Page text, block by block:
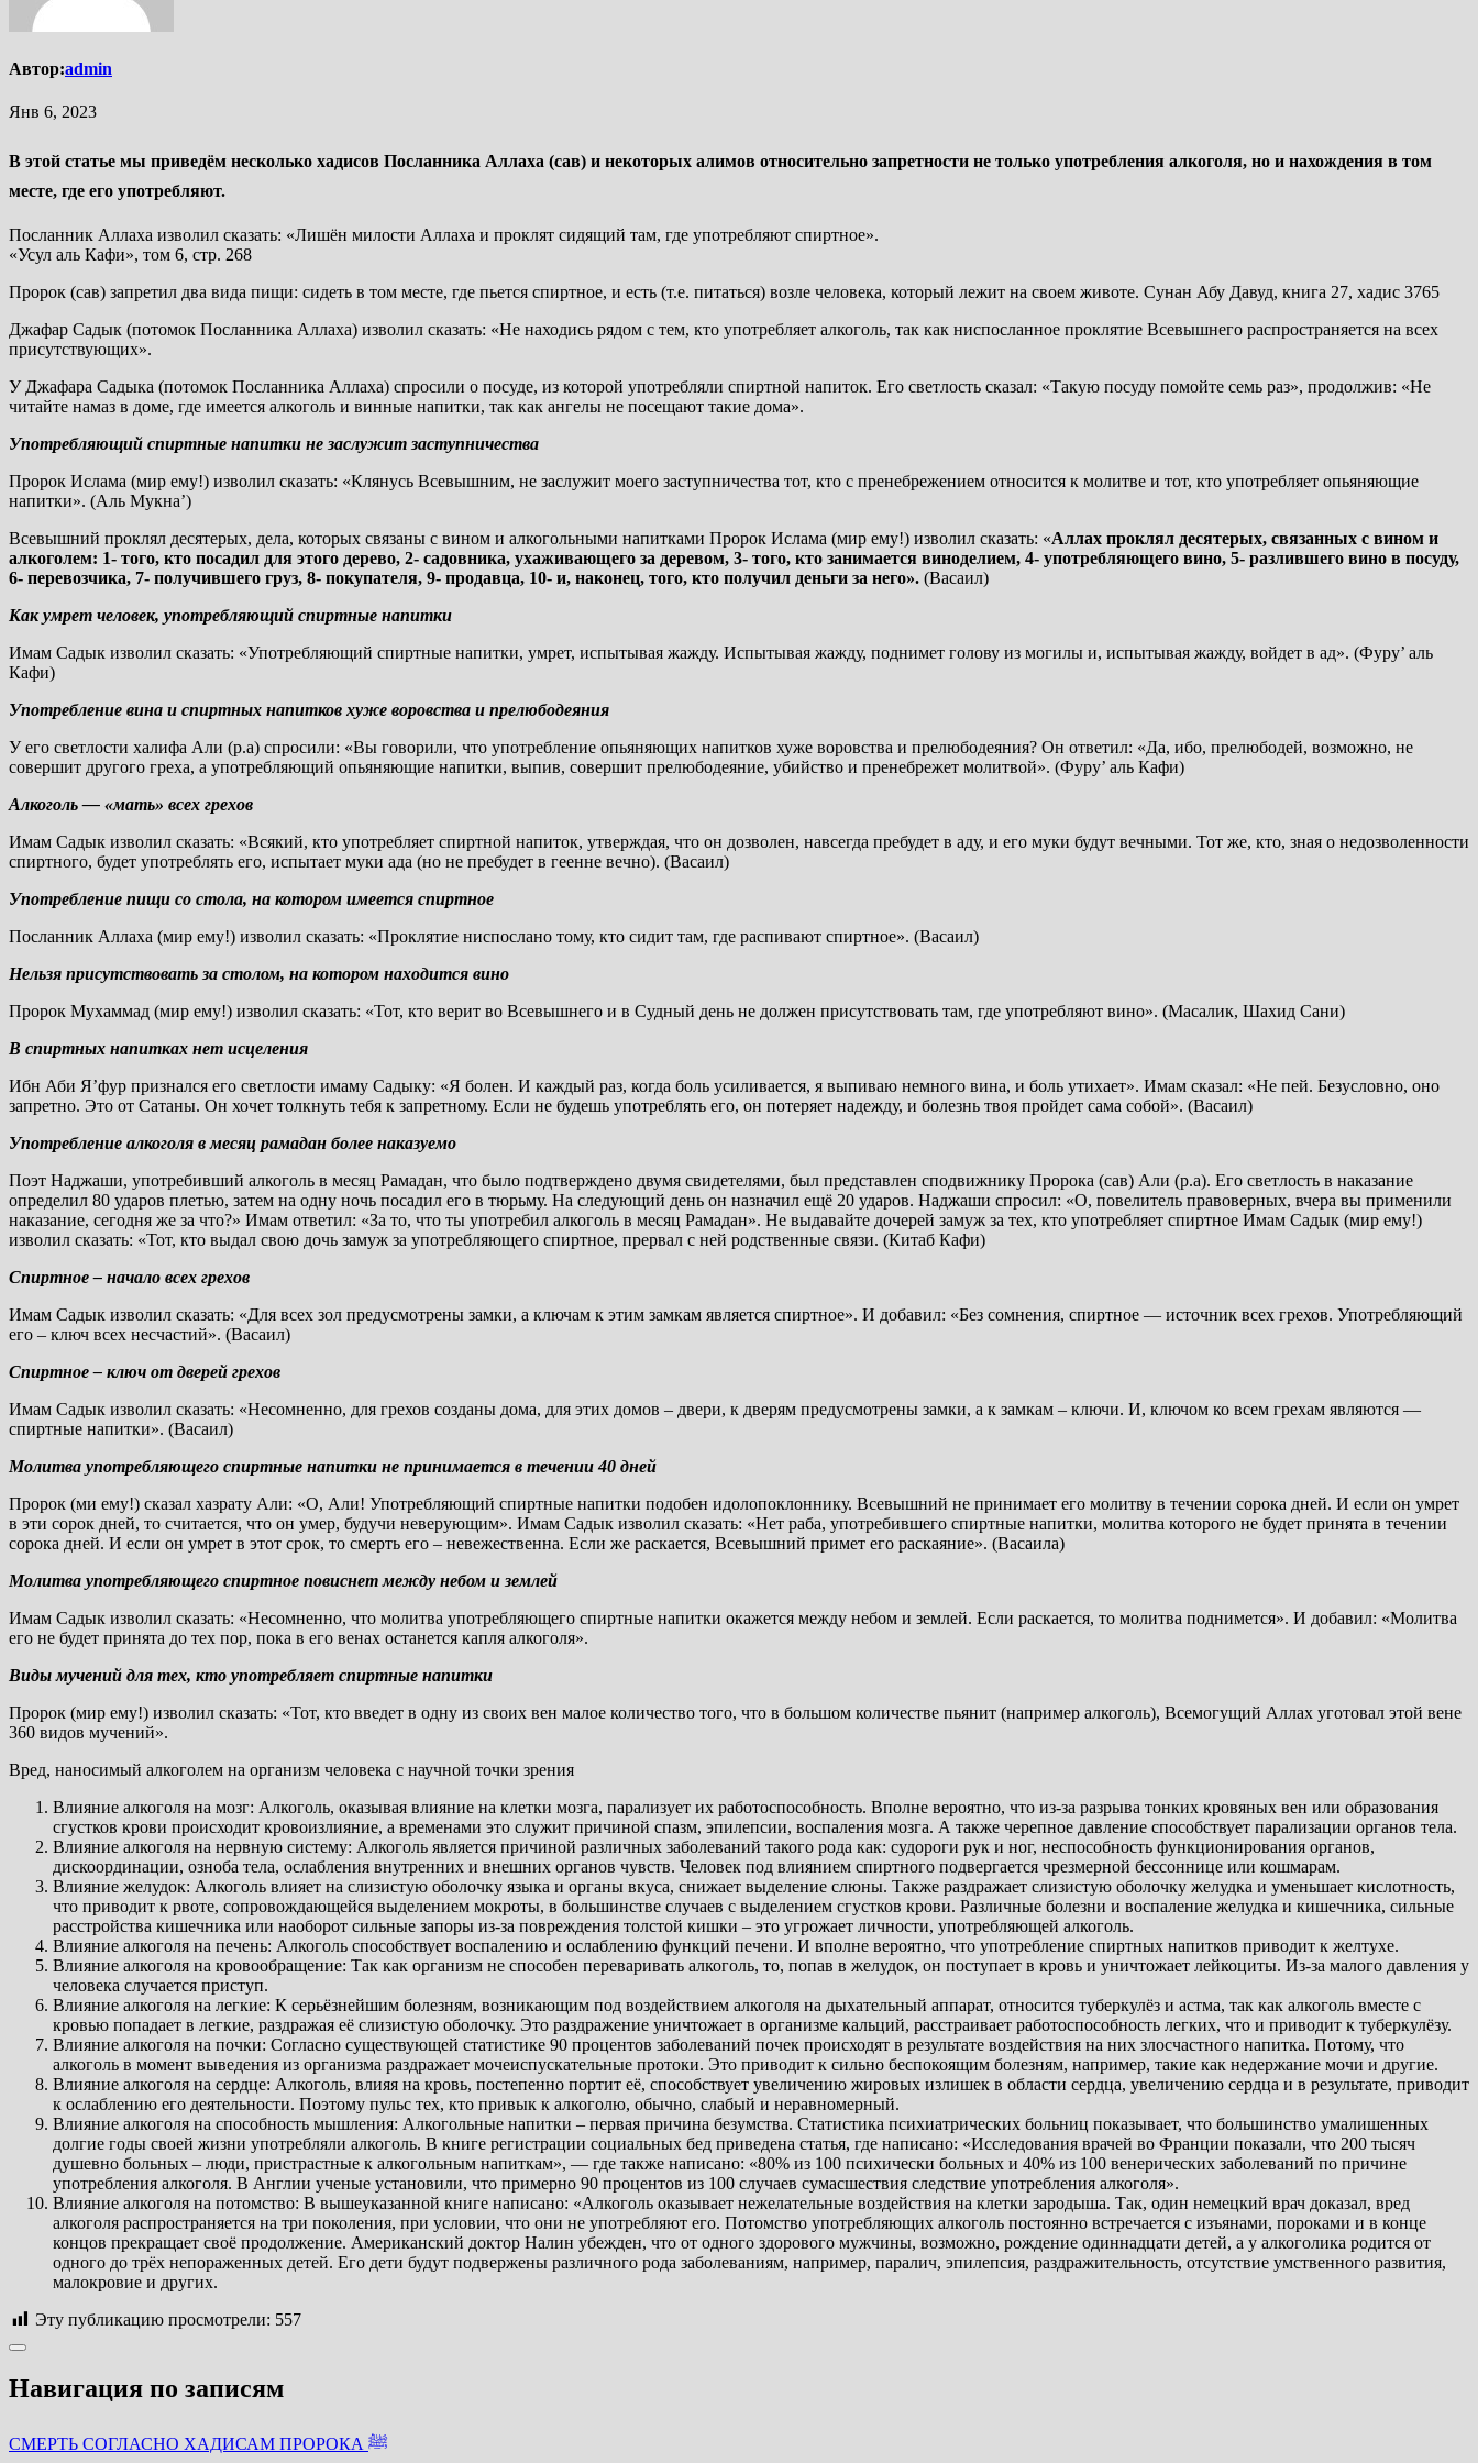
Автор:admin
Янв 6, 2023
В этой статье мы приведём несколько хадисов Посланника Аллаха (сав) и некоторых алимов относительно запретности не только употребления алкоголя, но и нахождения в том
месте, где его употребляют.
Посланник Аллаха изволил сказать: «Лишён милости Аллаха и проклят сидящий там, где употребляют спиртное».
«Усул аль Кафи», том 6, стр. 268
Пророк (сав) запретил два вида пищи: сидеть в том месте, где пьется спиртное, и есть (т.е. питаться) возле человека, который лежит на своем животе. Сунан Абу Давуд, книга 27, хадис 3765
Джафар Садык (потомок Посланника Аллаха) изволил сказать: «Не находись рядом с тем, кто употребляет алкоголь, так как ниспосланное проклятие Всевышнего распространяется на всех
присутствующих».
У Джафара Садыка (потомок Посланника Аллаха) спросили о посуде, из которой употребляли спиртной напиток. Его светлость сказал: «Такую посуду помойте семь раз», продолжив: «Не
читайте намаз в доме, где имеется алкоголь и винные напитки, так как ангелы не посещают такие дома».
Употребляющий спиртные напитки не заслужит заступничества
Пророк Ислама (мир ему!) изволил сказать: «Клянусь Всевышним, не заслужит моего заступничества тот, кто с пренебрежением относится к молитве и тот, кто употребляет опьяняющие
напитки». (Аль Мукна’)
Всевышний проклял десятерых, дела, которых связаны с вином и алкогольными напитками Пророк Ислама (мир ему!) изволил сказать: «Аллах проклял десятерых, связанных с вином и
алкоголем: 1- того, кто посадил для этого дерево, 2- садовника, ухаживающего за деревом, 3- того, кто занимается виноделием, 4- употребляющего вино, 5- разлившего вино в посуду,
6- перевозчика, 7- получившего груз, 8- покупателя, 9- продавца, 10- и, наконец, того, кто получил деньги за него». (Васаил)
Как умрет человек, употребляющий спиртные напитки
Имам Садык изволил сказать: «Употребляющий спиртные напитки, умрет, испытывая жажду. Испытывая жажду, поднимет голову из могилы и, испытывая жажду, войдет в ад». (Фуру’ аль
Кафи)
Употребление вина и спиртных напитков хуже воровства и прелюбодеяния
У его светлости халифа Али (р.а) спросили: «Вы говорили, что употребление опьяняющих напитков хуже воровства и прелюбодеяния? Он ответил: «Да, ибо, прелюбодей, возможно, не
совершит другого греха, а употребляющий опьяняющие напитки, выпив, совершит прелюбодеяние, убийство и пренебрежет молитвой». (Фуру’ аль Кафи)
Алкоголь — «мать» всех грехов
Имам Садык изволил сказать: «Всякий, кто употребляет спиртной напиток, утверждая, что он дозволен, навсегда пребудет в аду, и его муки будут вечными. Тот же, кто, зная о недозволенности
спиртного, будет употреблять его, испытает муки ада (но не пребудет в геенне вечно). (Васаил)
Употребление пищи со стола, на котором имеется спиртное
Посланник Аллаха (мир ему!) изволил сказать: «Проклятие ниспослано тому, кто сидит там, где распивают спиртное». (Васаил)
Нельзя присутствовать за столом, на котором находится вино
Пророк Мухаммад (мир ему!) изволил сказать: «Тот, кто верит во Всевышнего и в Судный день не должен присутствовать там, где употребляют вино». (Масалик, Шахид Сани)
В спиртных напитках нет исцеления
Ибн Аби Я’фур признался его светлости имаму Садыку: «Я болен. И каждый раз, когда боль усиливается, я выпиваю немного вина, и боль утихает». Имам сказал: «Не пей. Безусловно, оно
запретно. Это от Сатаны. Он хочет толкнуть тебя к запретному. Если не будешь употреблять его, он потеряет надежду, и болезнь твоя пройдет сама собой». (Васаил)
Употребление алкоголя в месяц рамадан более наказуемо
Поэт Наджаши, употребивший алкоголь в месяц Рамадан, что было подтверждено двумя свидетелями, был представлен сподвижнику Пророка (сав) Али (р.а). Его светлость в наказание
определил 80 ударов плетью, затем на одну ночь посадил его в тюрьму. На следующий день он назначил ещё 20 ударов. Наджаши спросил: «О, повелитель правоверных, вчера вы применили
наказание, сегодня же за что?» Имам ответил: «За то, что ты употребил алкоголь в месяц Рамадан». Не выдавайте дочерей замуж за тех, кто употребляет спиртное Имам Садык (мир ему!)
изволил сказать: «Тот, кто выдал свою дочь замуж за употребляющего спиртное, прервал с ней родственные связи. (Китаб Кафи)
Спиртное – начало всех грехов
Имам Садык изволил сказать: «Для всех зол предусмотрены замки, а ключам к этим замкам является спиртное». И добавил: «Без сомнения, спиртное — источник всех грехов. Употребляющий
его – ключ всех несчастий». (Васаил)
Спиртное – ключ от дверей грехов
Имам Садык изволил сказать: «Несомненно, для грехов созданы дома, для этих домов – двери, к дверям предусмотрены замки, а к замкам – ключи. И, ключом ко всем грехам являются —
спиртные напитки». (Васаил)
Молитва употребляющего спиртные напитки не принимается в течении 40 дней
Пророк (ми ему!) сказал хазрату Али: «О, Али! Употребляющий спиртные напитки подобен идолопоклоннику. Всевышний не принимает его молитву в течении сорока дней. И если он умрет
в эти сорок дней, то считается, что он умер, будучи неверующим». Имам Садык изволил сказать: «Нет раба, употребившего спиртные напитки, молитва которого не будет принята в течении
сорока дней. И если он умрет в этот срок, то смерть его – невежественна. Если же раскается, Всевышний примет его раскаяние». (Васаила)
Молитва употребляющего спиртное повиснет между небом и землей
Имам Садык изволил сказать: «Несомненно, что молитва употребляющего спиртные напитки окажется между небом и землей. Если раскается, то молитва поднимется». И добавил: «Молитва
его не будет принята до тех пор, пока в его венах останется капля алкоголя».
Виды мучений для тех, кто употребляет спиртные напитки
Пророк (мир ему!) изволил сказать: «Тот, кто введет в одну из своих вен малое количество того, что в большом количестве пьянит (например алкоголь), Всемогущий Аллах уготовал этой вене
360 видов мучений».
Вред, наносимый алкоголем на организм человека с научной точки зрения
Влияние алкоголя на мозг: Алкоголь, оказывая влияние на клетки мозга, парализует их работоспособность. Вполне вероятно, что из-за разрыва тонких кровяных вен или образования
сгустков крови происходит кровоизлияние, а временами это служит причиной спазм, эпилепсии, воспаления мозга. А также черепное давление способствует парализации органов тела.
Влияние алкоголя на нервную систему: Алкоголь является причиной различных заболеваний такого рода как: судороги рук и ног, неспособность функционирования органов,
дискоординации, озноба тела, ослабления внутренних и внешних органов чувств. Человек под влиянием спиртного подвергается чрезмерной бессоннице или кошмарам.
Влияние желудок: Алкоголь влияет на слизистую оболочку языка и органы вкуса, снижает выделение слюны. Также раздражает слизистую оболочку желудка и уменьшает кислотность,
что приводит к рвоте, сопровождающейся выделением мокроты, в большинстве случаев с выделением сгустков крови. Различные болезни и воспаление желудка и кишечника, сильные
расстройства кишечника или наоборот сильные запоры из-за повреждения толстой кишки – это угрожает личности, употребляющей алкоголь.
Влияние алкоголя на печень: Алкоголь способствует воспалению и ослаблению функций печени. И вполне вероятно, что употребление спиртных напитков приводит к желтухе.
Влияние алкоголя на кровообращение: Так как организм не способен переваривать алкоголь, то, попав в желудок, он поступает в кровь и уничтожает лейкоциты. Из-за малого давления у
человека случается приступ.
Влияние алкоголя на легкие: К серьёзнейшим болезням, возникающим под воздействием алкоголя на дыхательный аппарат, относится туберкулёз и астма, так как алкоголь вместе с
кровью попадает в легкие, раздражая её слизистую оболочку. Это раздражение уничтожает в организме кальций, расстраивает работоспособность легких, что и приводит к туберкулёзу.
Влияние алкоголя на почки: Согласно существующей статистике 90 процентов заболеваний почек происходят в результате воздействия на них злосчастного напитка. Потому, что
алкоголь в момент выведения из организма раздражает мочеиспускательные протоки. Это приводит к сильно беспокоящим болезням, например, такие как недержание мочи и другие.
Влияние алкоголя на сердце: Алкоголь, влияя на кровь, постепенно портит её, способствует увеличению жировых излишек в области сердца, увеличению сердца и в результате, приводит
к ослаблению его деятельности. Поэтому пульс тех, кто привык к алкоголю, обычно, слабый и неравномерный.
Влияние алкоголя на способность мышления: Алкогольные напитки – первая причина безумства. Статистика психиатрических больниц показывает, что большинство умалишенных
долгие годы своей жизни употребляли алкоголь. В книге регистрации социальных бед приведена статья, где написано: «Исследования врачей во Франции показали, что 200 тысяч
душевно больных – люди, пристрастные к алкогольным напиткам», — где также написано: «80% из 100 психически больных и 40% из 100 венерических заболеваний по причине
употребления алкоголя. В Англии ученые установили, что примерно 90 процентов из 100 случаев сумасшествия следствие употребления алкоголя».
Влияние алкоголя на потомство: В вышеуказанной книге написано: «Алкоголь оказывает нежелательные воздействия на клетки зародыша. Так, один немецкий врач доказал, вред
алкоголя распространяется на три поколения, при условии, что они не употребляют его. Потомство употребляющих алкоголь постоянно встречается с изъянами, пороками и в конце
концов прекращает своё продолжение. Американский доктор Налин убежден, что от одного здорового мужчины, возможно, рождение одиннадцати детей, а у алкоголика родится от
одного до трёх непораженных детей. Его дети будут подвержены различного рода заболеваниям, например, паралич, эпилепсия, раздражительность, отсутствие умственного развития,
малокровие и других.
Эту публикацию просмотрели: 557
Навигация по записям
СМЕРТЬ СОГЛАСНО ХАДИСАМ ПРОРОКА ﷺ